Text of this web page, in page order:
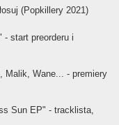
(Popkillery 2021)
- start preorderu i
Malik, Wane... - premiery
Sun EP" - tracklista,